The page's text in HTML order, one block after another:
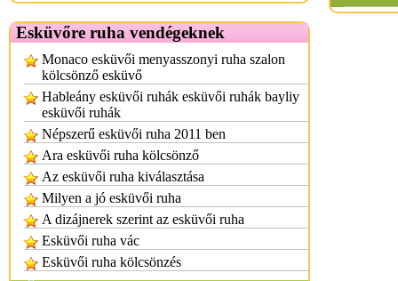
Esküvőre ruha vendégeknek
Monaco esküvői menyasszonyi ruha szalon
kölcsönző esküvő
Hableány esküvői ruhák esküvői ruhák bayliy
esküvői ruhák
Népszerű esküvői ruha 2011 ben
Ara esküvői ruha kölcsönző
Az esküvői ruha kiválasztása
Milyen a jó esküvői ruha
A dizájnerek szerint az esküvői ruha
Esküvői ruha vác
Esküvői ruha kölcsönzés